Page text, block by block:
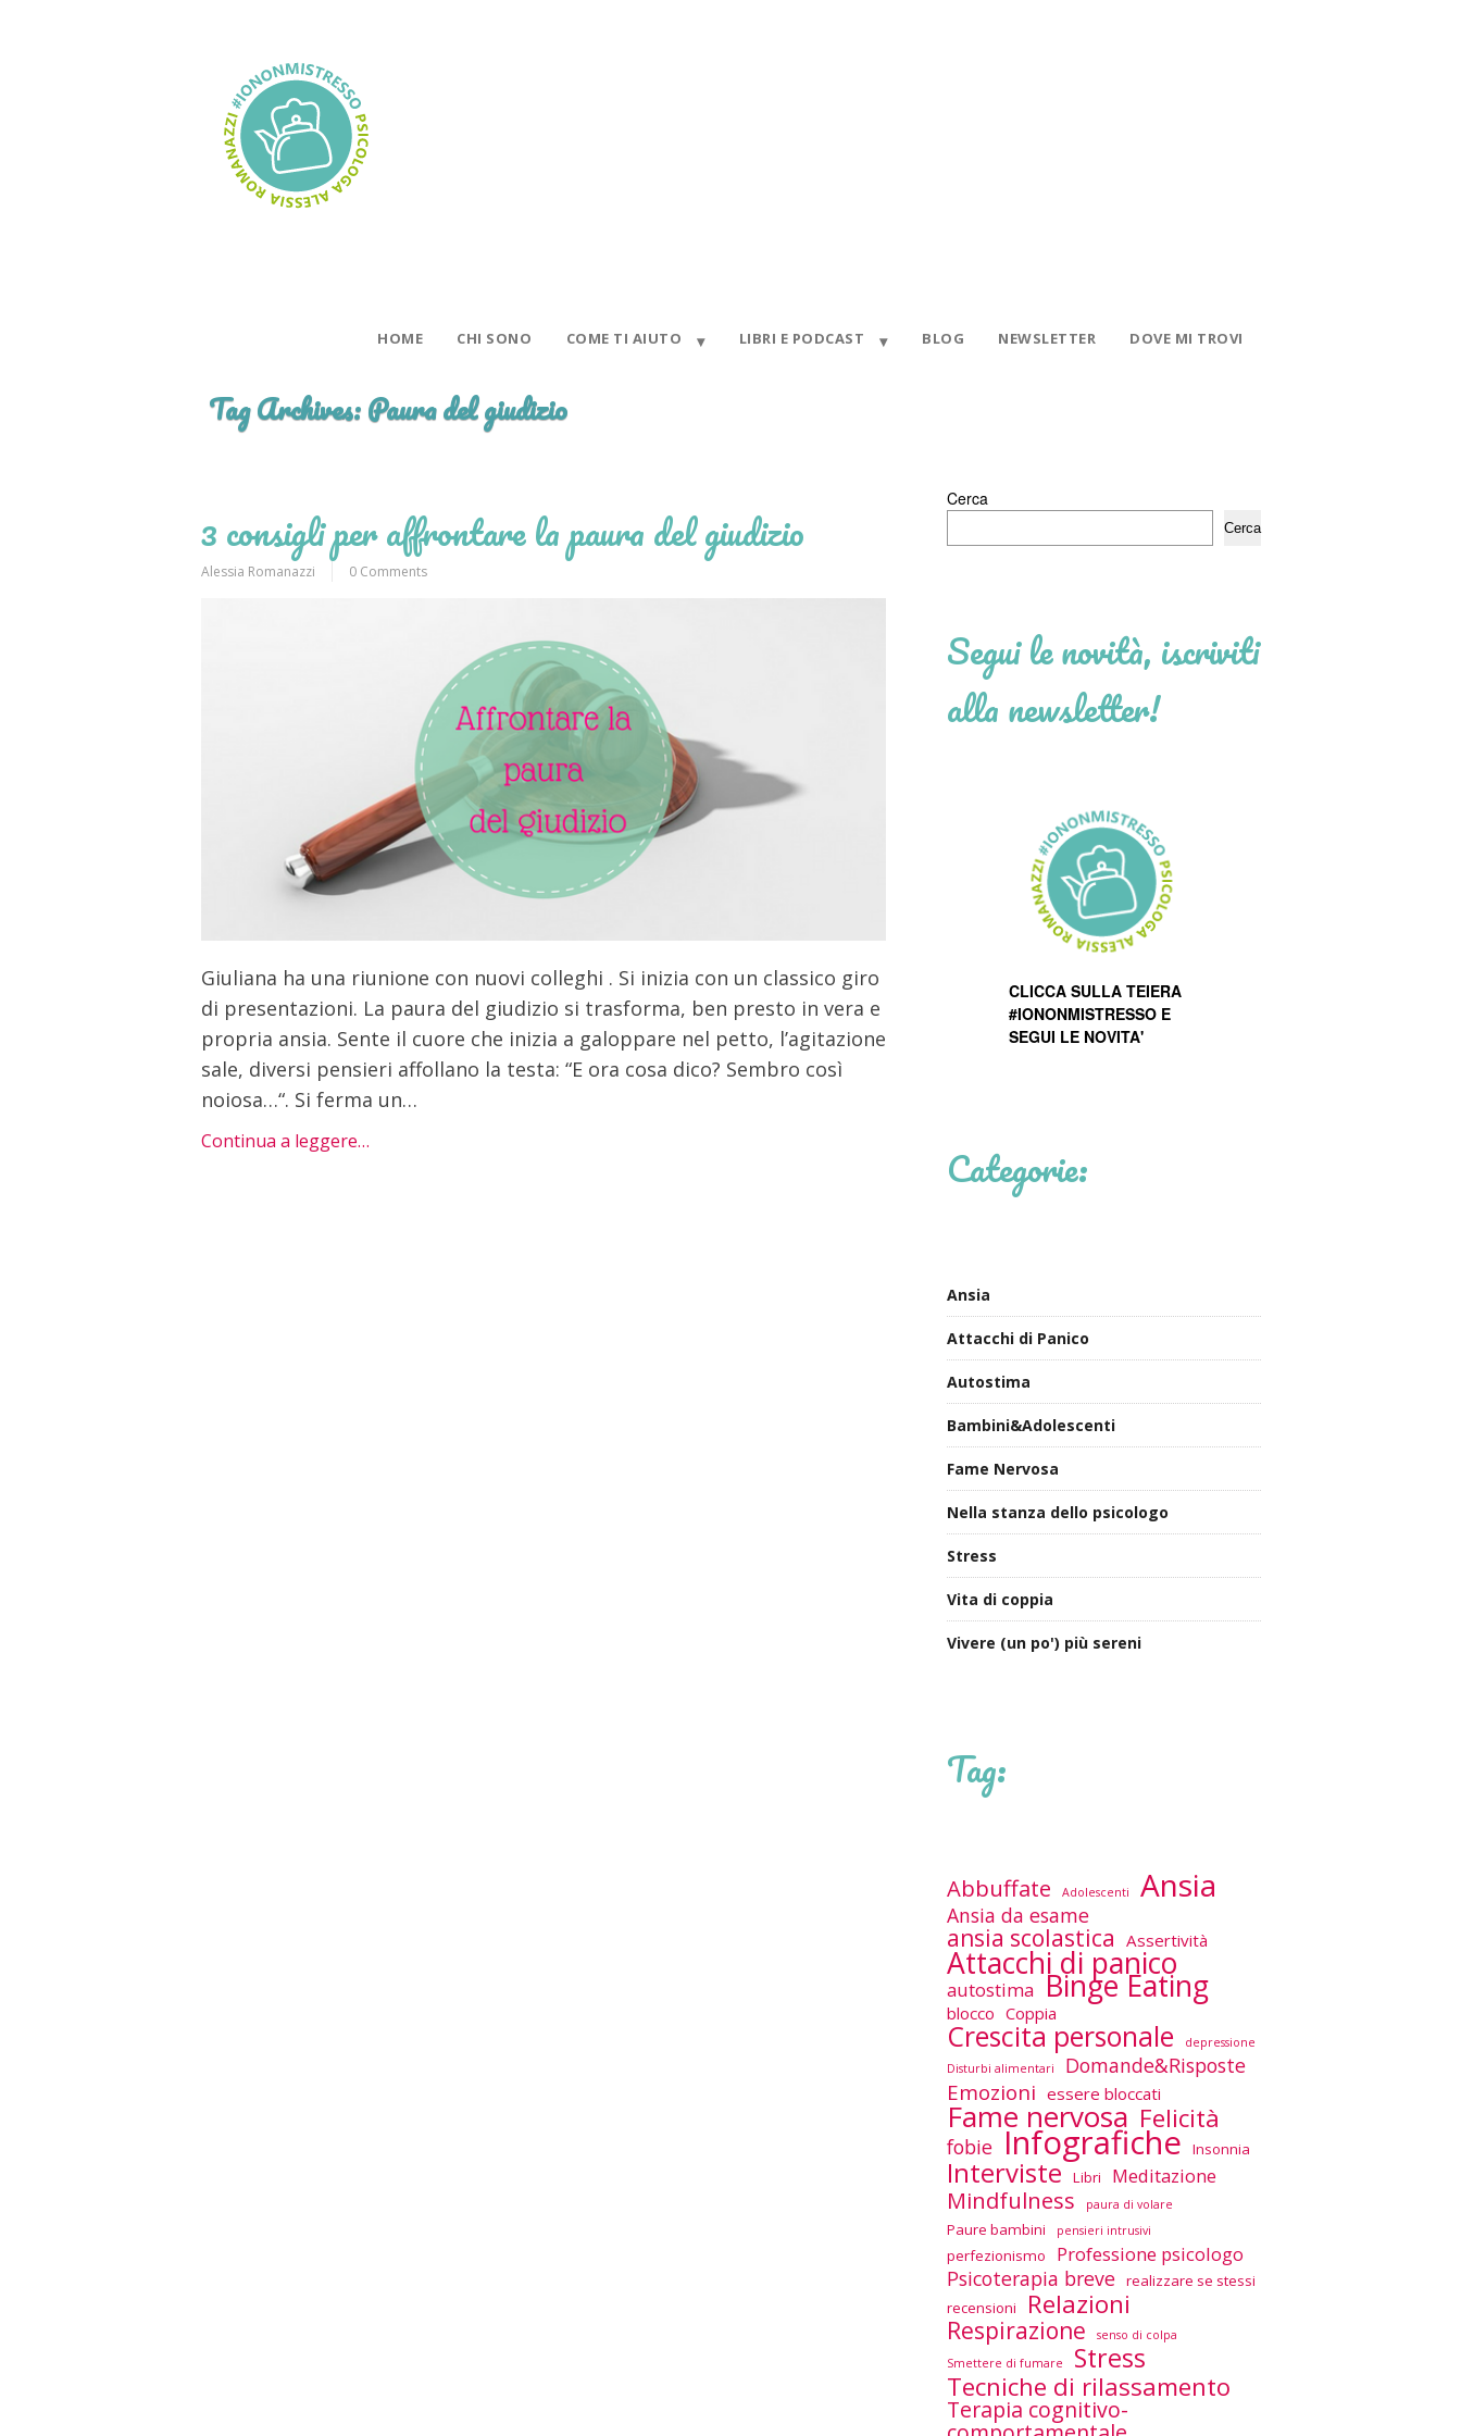
HOME CHI SONO COME TI AIUTO LIBRI E PODCAST BLOG NEWSLETTER DOVE MI TROVI
Tag Archives:Paura del giudizio
3 consigli per affrontare la paura del giudizio
Alessia Romanazzi 0 Comments
Giuliana ha una riunione con nuovi colleghi . Si inizia con un classico giro
di presentazioni. La paura del giudizio si trasforma, ben presto in vera e
propria ansia. Sente il cuore che inizia a galoppare nel petto, l’agitazione
sale, diversi pensieri affollano la testa: “E ora cosa dico? Sembro così
noiosa…“. Si ferma un…
Continua a leggere…
Cerca
Cerca
Segui le novità, iscriviti
alla newsletter!
CLICCA SULLA TEIERA
#IONONMISTRESSO E
SEGUI LE NOVITA'
Categorie:
Ansia
Attacchi di Panico
Autostima
Bambini&Adolescenti
Fame Nervosa
Nella stanza dello psicologo
Stress
Vita di coppia
Vivere (un po') più sereni
Tag:
Abbuffate Adolescenti Ansia
Ansia da esame
ansia scolastica Assertività
Attacchi di panico
autostima Binge Eating
blocco Coppia
Crescita personale
depressione
Disturbi alimentari
Domande&Risposte
Emozioni essere bloccati
Fame nervosa Felicità
fobie Infografiche Insonnia
Interviste Libri Meditazione
Mindfulness paura di volare
Paure bambini pensieri intrusivi
perfezionismo Professione psicologo
Psicoterapia breve realizzare se stessi
recensioni
Relazioni
Respirazione
senso di colpa
Smettere di fumare
Stress
Tecniche di rilassamento
Terapia cognitivo-